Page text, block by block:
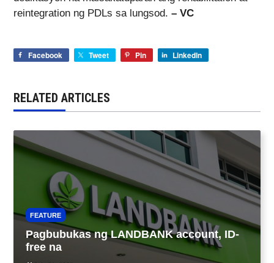
reintegration ng PDLs sa lungsod. – VC
Facebook Tweet Pin LinkedIn
RELATED ARTICLES
FEATURE
Pagbubukas ng LANDBANK account, ID-
free na